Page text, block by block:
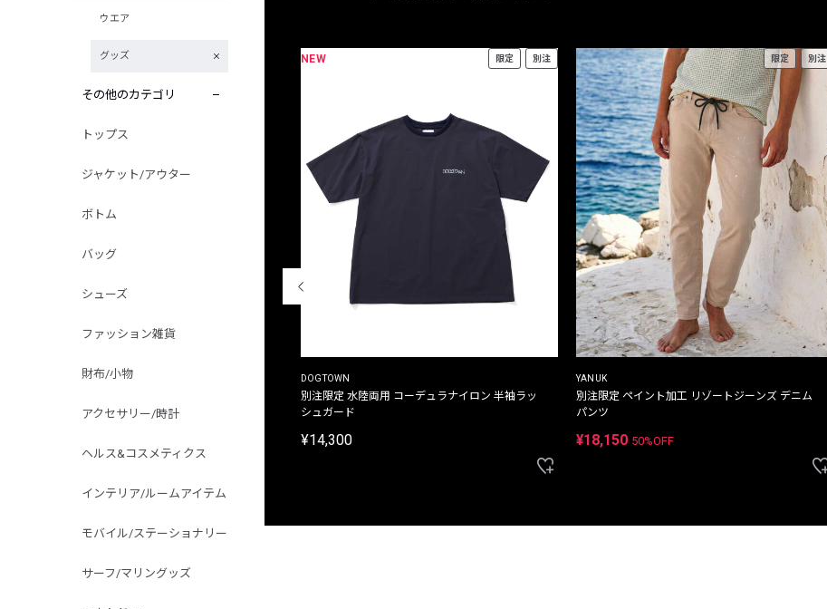
ウエア
グッズ
その他のカテゴリ
トップス
ジャケット/アウター
ボトム
バッグ
シューズ
ファッション雑貨
財布/小物
アクセサリー/時計
ヘルス&コスメティクス
インテリア/ルームアイテム
モバイル/ステーショナリー
サーフ/マリングッズ
THE DUFFER OF ST.GEORGE
プリントTシャツ
NEW 限定 別注
DOGTOWN
別注限定 水陸両用 コーデュラナイロン 半袖ラッ
シュガード
¥14,300
限定 別注
YANUK
別注限定 ペイント加工 リゾートジーンズ デニム
パンツ
¥18,150 50%OFF